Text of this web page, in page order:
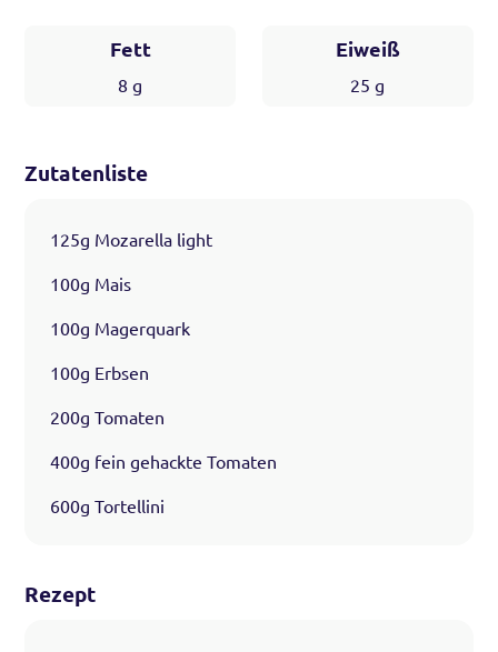
Fett
8 g
Eiweiß
25 g
Zutatenliste
125g Mozarella light
100g Mais
100g Magerquark
100g Erbsen
200g Tomaten
400g fein gehackte Tomaten
600g Tortellini
Rezept